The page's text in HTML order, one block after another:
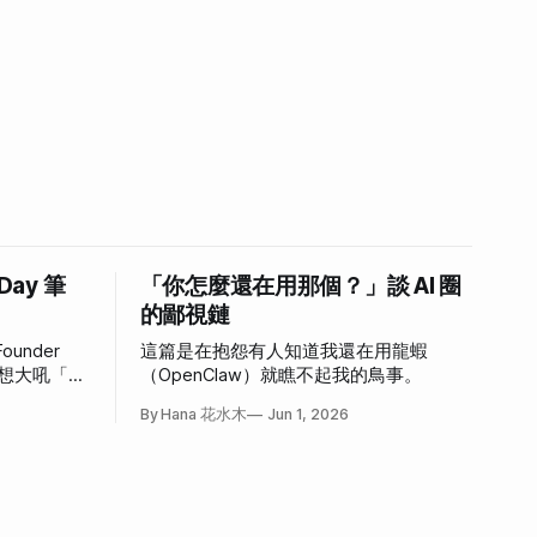
筆
大吼「我
「你怎麼還在用那個？」談 AI 圈
的鄙視鏈
這篇是在抱怨有人知道我還在用龍蝦
（OpenClaw）就瞧不起我的鳥事。
By Hana 花水木 Jun 1, 2026